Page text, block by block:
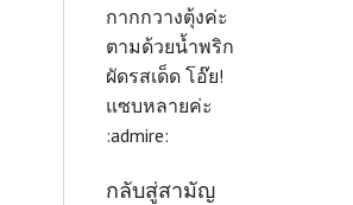
กากกวางตุ้งค่ะ
ตามด้วยน้ำพริก
ผัดรสเด็ด โอ๊ย!
แซบหลายค่ะ
:admire:
กลับสู่สามัญ